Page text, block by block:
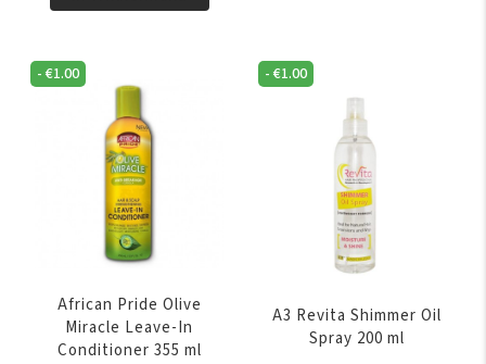
Olive
Anti-
Breakage
Sheen
aantal
Shea
Miracle
Silky
Moisturizer
aantal
-€1.00
African Pride Olive
Miracle Leave-In
Conditioner 355 ml
-€1.00
A3 Revita Shimmer Oil
Spray 200 ml